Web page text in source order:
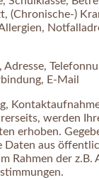
(Chronische-)
E-Mail
werden
erhoben.
Daten aus
Rahmen der z.B.